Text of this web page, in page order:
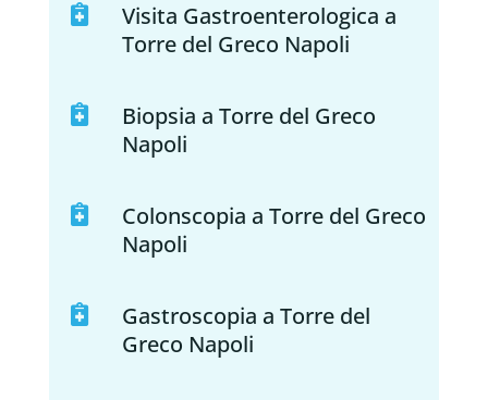

Visita Gastroenterologica a
Torre del Greco Napoli

Biopsia a Torre del Greco
Napoli

Colonscopia a Torre del Greco
Napoli

Gastroscopia a Torre del
Greco Napoli